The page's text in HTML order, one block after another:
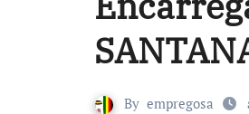
By empregosa